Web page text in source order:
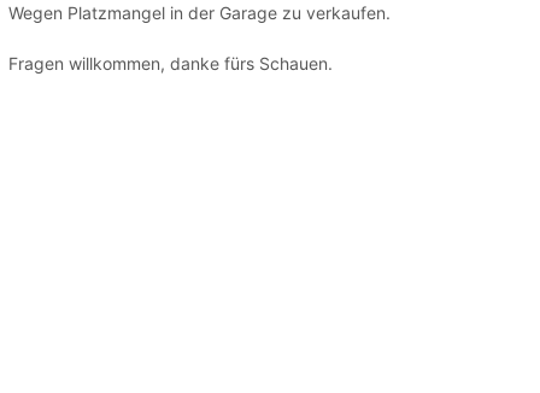
Wegen Platzmangel in der Garage zu verkaufen.
Fragen willkommen, danke fürs Schauen.